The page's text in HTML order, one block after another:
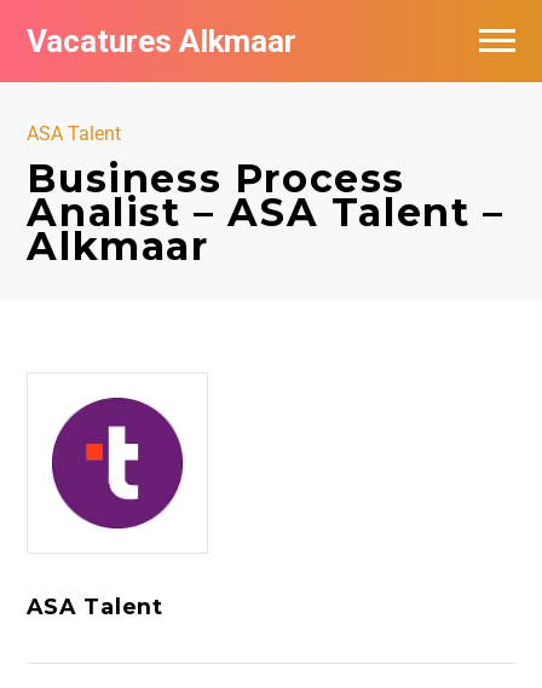
Vacatures Alkmaar
ASA Talent
Business Process
Analist – ASA Talent –
Alkmaar
ASA Talent
Vacatures per bedrijf